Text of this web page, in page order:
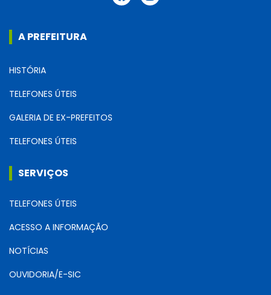
A PREFEITURA
HISTÓRIA
TELEFONES ÚTEIS
GALERIA DE EX-PREFEITOS
TELEFONES ÚTEIS
SERVIÇOS
TELEFONES ÚTEIS
ACESSO A INFORMAÇÃO
NOTÍCIAS
OUVIDORIA/E-SIC